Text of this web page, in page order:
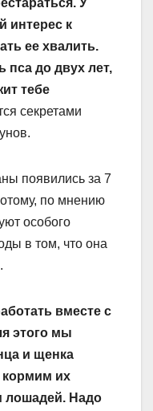
интерес к
ее хвалить.
пса до двух лет,
тебе
секретами
появились за 7
по мнению
особого
в том, что она
вместе с
этого мы
и щенка
кормим их
лошадей. Надо